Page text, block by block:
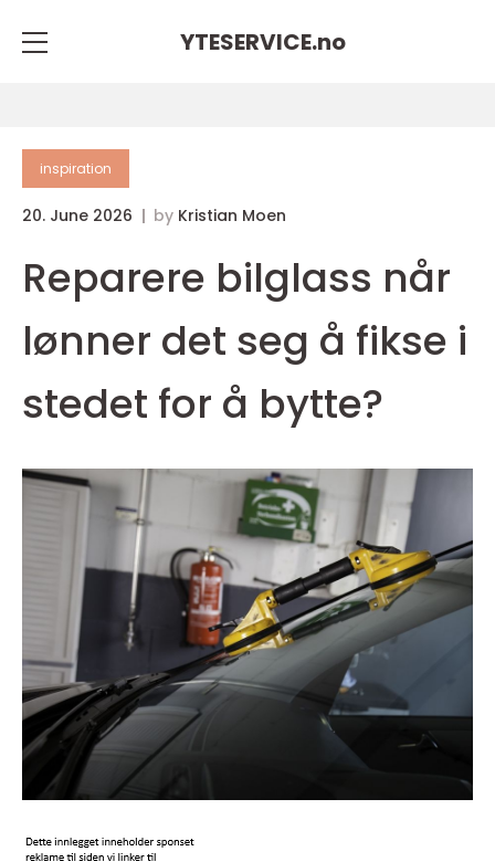
YTESERVICE.no
inspiration
20. June 2026 by Kristian Moen
Reparere bilglass når
lønner det seg å fikse i
stedet for å bytte?